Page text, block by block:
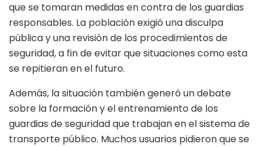
que se tomaran medidas en contra de los guardias
responsables. La población exigió una disculpa
pública y una revisión de los procedimientos de
seguridad, a fin de evitar que situaciones como esta
se repitieran en el futuro.
Además, la situación también generó un debate
sobre la formación y el entrenamiento de los
guardias de seguridad que trabajan en el sistema de
transporte público. Muchos usuarios pidieron que se